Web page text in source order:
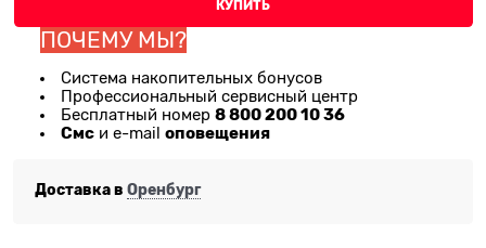
КУПИТЬ
ПОЧЕМУ МЫ?
Система накопительных бонусов
Профессиональный сервисный центр
Бесплатный номер 8 800 200 10 36
Смс и e-mail оповещения
Доставка в Оренбург